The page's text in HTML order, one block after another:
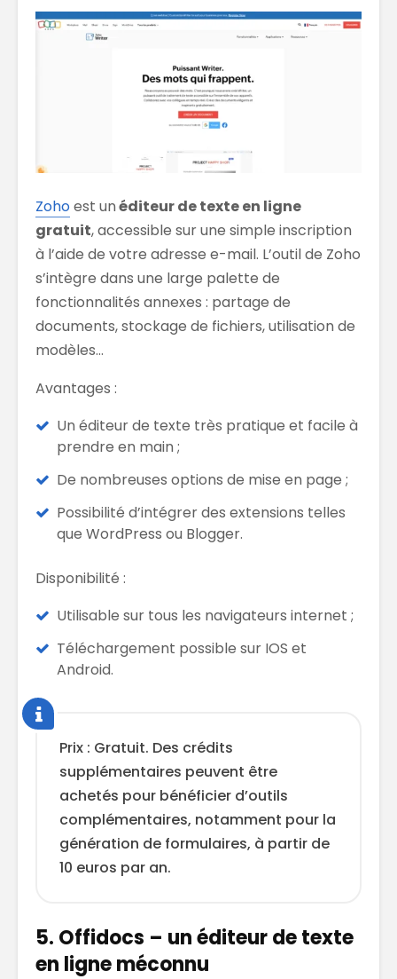
Zohoest unéditeur de texte en ligne
gratuit, accessible sur une simple inscription
à l’aide de votre adresse e-mail. L’outil de Zoho
s’intègre dans une large palette de
fonctionnalités annexes : partage de
documents, stockage de fichiers, utilisation de
modèles…
Avantages :
Un éditeur de texte très pratique et facile à
prendre en main ;
De nombreuses options de mise en page ;
Possibilité d’intégrer des extensions telles
que WordPress ou Blogger.
Disponibilité :
Utilisable sur tous les navigateurs internet ;
Téléchargement possible sur IOS et
Android.
Prix : Gratuit. Des crédits
supplémentaires peuvent être
achetés pour bénéficier d’outils
complémentaires, notamment pour la
génération de formulaires, à partir de
10 euros par an.
5. Offidocs – un éditeur de texte
en ligne méconnu